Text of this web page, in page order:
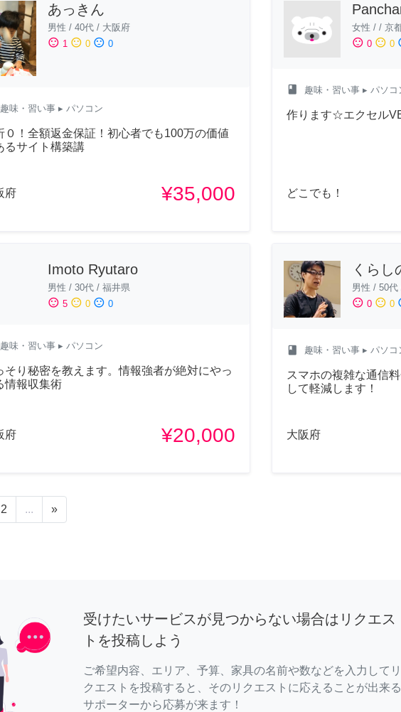
あっきん
男性 / 40代 / 大阪府
sentiment_satisfied 1 sentiment_neutral 0 sentiment_dissatisfied 0
趣味・習い事 ▸ パソコン
０！全額返金保証！初心者でも100万の価値
るサイト構築講
府 ¥35,000
女性 / / 京
sentiment_satisfied 0 sentiment_neutral 0
class 趣味・習い事▸ パソコ
作ります☆エクセル
どこでも！
Imoto Ryutaro
男性 / 30代 / 福井県
sentiment_satisfied 5 sentiment_neutral 0 sentiment_dissatisfied 0
趣味・習い事 ▸ パソコン
そり秘密を教えます。情報強者が絶対にやっ
情報収集術
府 ¥20,000
くらし
男性 / 50代
sentiment_satisfied 0 sentiment_neutral 0
class 趣味・習い事▸ パソコ
スマホの複雑な通信
して軽減します！
大阪府
2 ... »
受けたいサービスが見つからない場合はリクエス
トを投稿しよう
ご希望内容、エリア、予算、家具の名前や数などを入力してリ
クエストを投稿すると、そのリクエストに応えることが出来る
サポーターから応募が来ます！